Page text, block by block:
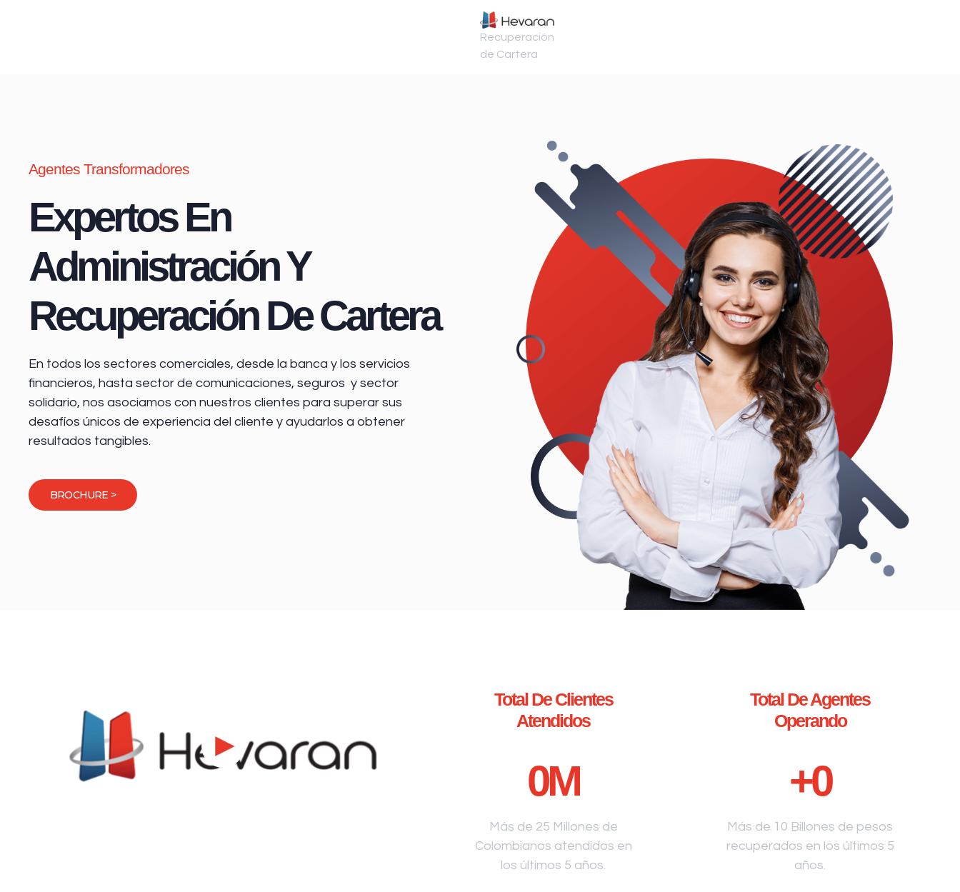
Recuperación
de Cartera
Agentes Transformadores
Expertos En
Administración Y
Recuperación De Cartera
En todos los sectores comerciales, desde la banca y los servicios
financieros, hasta sector de comunicaciones, seguros y sector
solidario, nos asociamos con nuestros clientes para superar sus
desafíos únicos de experiencia del cliente y ayudarlos a obtener
resultados tangibles.
BROCHURE >
Total De Clientes
Atendidos
0M
Más de 25 Millones de
Colombianos atendidos en
los últimos 5 años.
Total De Agentes
Operando
+0
Más de 10 Billones de pesos
recuperados en los últimos 5
años.